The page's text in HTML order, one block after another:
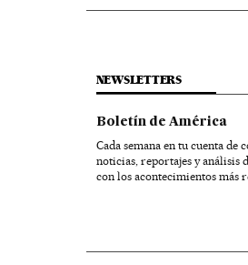
NEWSLETTERS
Boletín de América
Cada semana en tu cuenta de
noticias, reportajes y análisis
con los acontecimientos más